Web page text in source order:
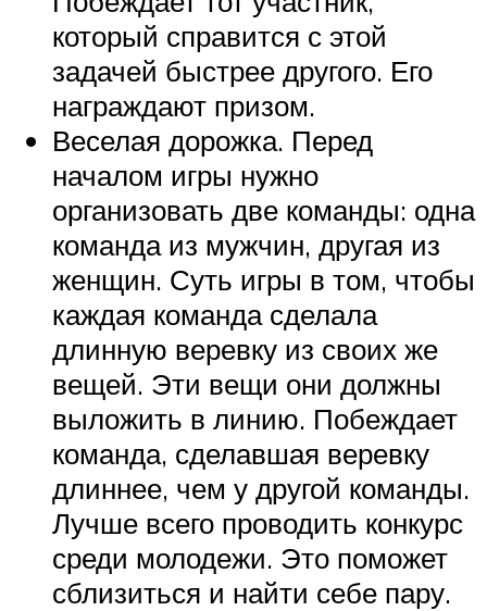
который справится с этой
задачей быстрее другого. Его
награждают призом.
Веселая дорожка. Перед
началом игры нужно
организовать две команды: одна
команда из мужчин, другая из
женщин. Суть игры в том, чтобы
каждая команда сделала
длинную веревку из своих же
вещей. Эти вещи они должны
выложить в линию. Побеждает
команда, сделавшая веревку
длиннее, чем у другой команды.
Лучше всего проводить конкурс
среди молодежи. Это поможет
сблизиться и найти себе пару.